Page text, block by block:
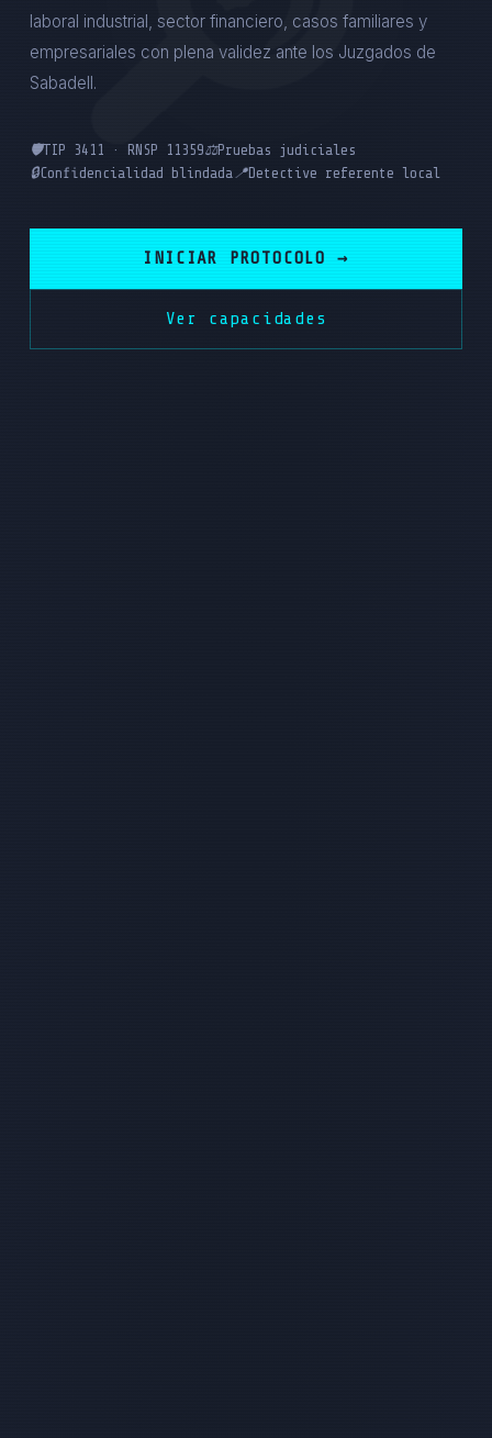
laboral industrial, sector financiero, casos familiares y
empresariales con plena validez ante los Juzgados de
Sabadell.
🛡️TIP 3411 · RNSP 11359⚖️Pruebas judiciales
🔒Confidencialidad blindada 📍Detective referente local
INICIAR PROTOCOLO →
Ver capacidades